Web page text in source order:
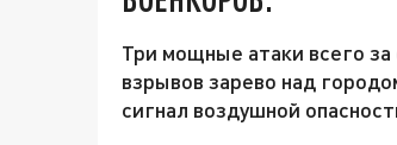
Три мощные атаки всего
взрывов зарево над
сигнал воздушной